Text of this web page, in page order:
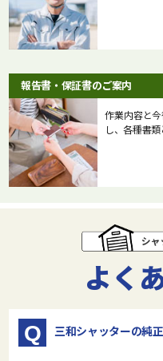
報告書・保証書のご案内
作業内容と
し、各種書
よく
Q 三和シャッターの純